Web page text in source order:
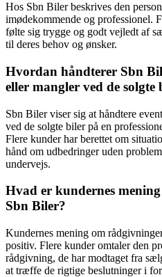
Hos Sbn Biler beskrives den
imødekommende og professionel.
følte sig trygge og godt vejledt af
til deres behov og ønsker.
Hvordan håndterer Sbn
eller mangler ved de solgte
Sbn Biler viser sig at håndtere
ved de solgte biler på en
Flere kunder har berettet om
hånd om udbedringer uden
undervejs.
Hvad er kundernes
Sbn Biler?
Kundernes mening om
positiv. Flere kunder omtaler den
rådgivning, de har modtaget fra
at træffe de rigtige beslutninger i